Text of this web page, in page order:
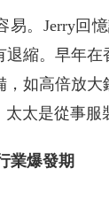
易。Jerry回
縮。早年
，如高倍放
太是從事服
業爆發期